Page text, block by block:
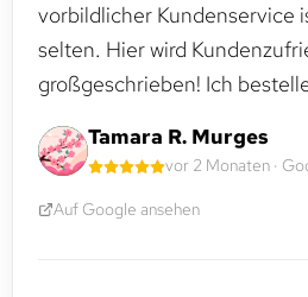
vorbildlicher Kundenservice
selten. Hier wird
großgeschrieben! Ich
Tamara R. Murges
vor 2 Monaten ·
Auf Google ansehen